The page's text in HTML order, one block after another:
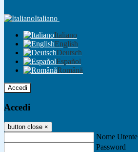
Italiano
Italiano
English
Deutsch
Español
Română
Accedi
Accedi
button close ×
Nome Utente
Password